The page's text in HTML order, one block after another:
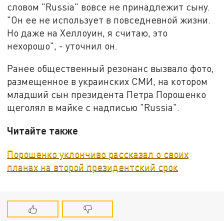
словом "Russia" вовсе не принадлежит сыну.
"Он ее не использует в повседневной жизни.
Но даже на Хеллоуин, я считаю, это
нехорошо", - уточнил он.
Ранее общественный резонанс вызвало фото,
размещенное в украинских СМИ, на котором
младший сын президента Петра Порошенко
щеголял в майке с надписью "Russia".
Читайте также
Порошенко уклончиво рассказал о своих
планах на второй президентский срок